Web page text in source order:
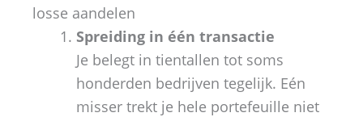
losse aandelen
Spreiding in één transactie
Je belegt in tientallen tot soms
honderden bedrijven tegelijk. Eén
misser trekt je hele portefeuille niet